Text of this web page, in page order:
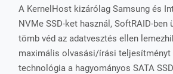
A KernelHost kizárólag Samsung és
NVMe SSD-ket használ, SoftRAID-ben
tömb véd az adatvesztés ellen
maximális olvasási/írási teljesítményt
technológia a hagyományos SATA